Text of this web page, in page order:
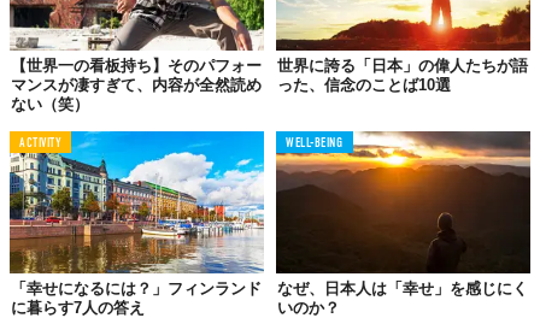
【世界一の看板持ち】そのパフォー
マンスが凄すぎて、内容が全然読め
ない（笑）
世界に誇る「日本」の偉人たちが語
った、信念のことば10選
ACTIVITY
「幸せになるには？」フィンランド
に暮らす7人の答え
WELL-BEING
なぜ、日本人は「幸せ」を感じにく
いのか？